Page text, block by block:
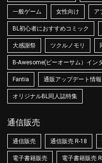
一般ゲーム 女性向け ア
BL初心者におすすめコミック
大感謝祭 ツクルノモリ
B-Awesome(ビーオーサム）イン
Fantia 通販アップデート情報
オリジナルBL同人誌特集
通信販売
通信販売 通信販売 R-18
電子書籍販売 電子書籍販売